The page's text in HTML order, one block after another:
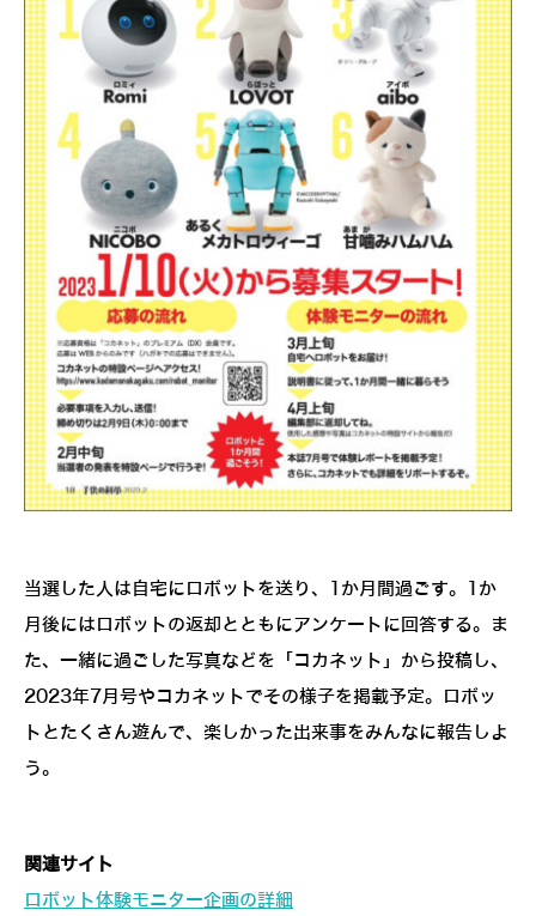
当選した人は自宅にロボットを送り、1か月間過ごす。1か
月後にはロボットの返却とともにアンケートに回答する。ま
た、一緒に過ごした写真などを「コカネット」から投稿し、
2023年7月号やコカネットでその様子を掲載予定。ロボッ
トとたくさん遊んで、楽しかった出来事をみんなに報告しよ
う。
関連サイト
ロボット体験モニター企画の詳細